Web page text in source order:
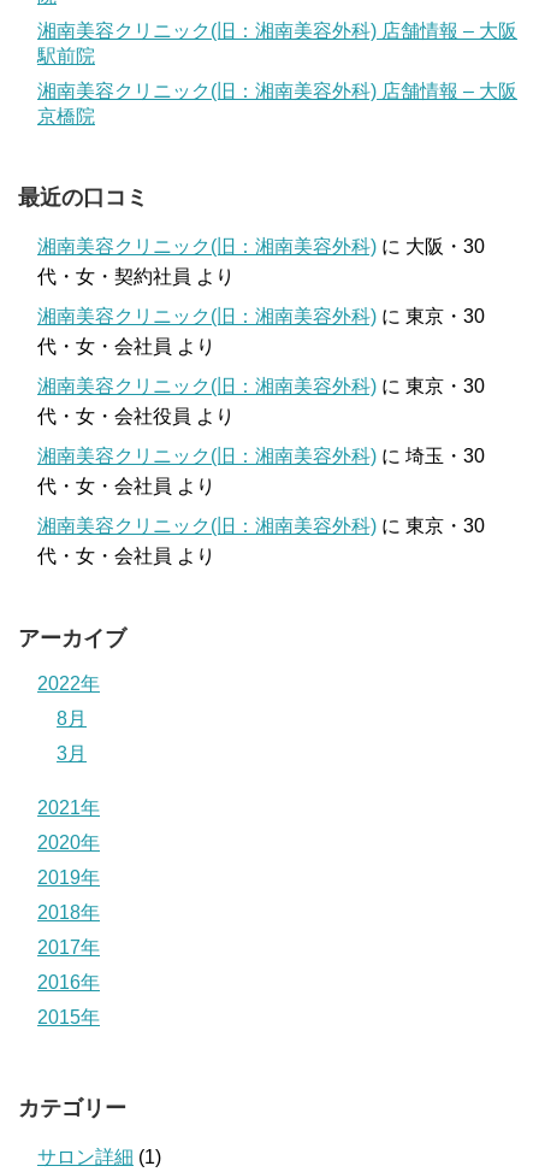
湘南美容クリニック(旧：湘南美容外科) 店舗情報 – 大阪
駅前院
湘南美容クリニック(旧：湘南美容外科) 店舗情報 – 大阪
京橋院
最近の口コミ
湘南美容クリニック(旧：湘南美容外科) に 大阪・30
代・女・契約社員 より
湘南美容クリニック(旧：湘南美容外科) に 東京・30
代・女・会社員 より
湘南美容クリニック(旧：湘南美容外科) に 東京・30
代・女・会社役員 より
湘南美容クリニック(旧：湘南美容外科) に 埼玉・30
代・女・会社員 より
湘南美容クリニック(旧：湘南美容外科) に 東京・30
代・女・会社員 より
アーカイブ
2022年
8月
3月
2021年
2020年
2019年
2018年
2017年
2016年
2015年
カテゴリー
サロン詳細 (1)